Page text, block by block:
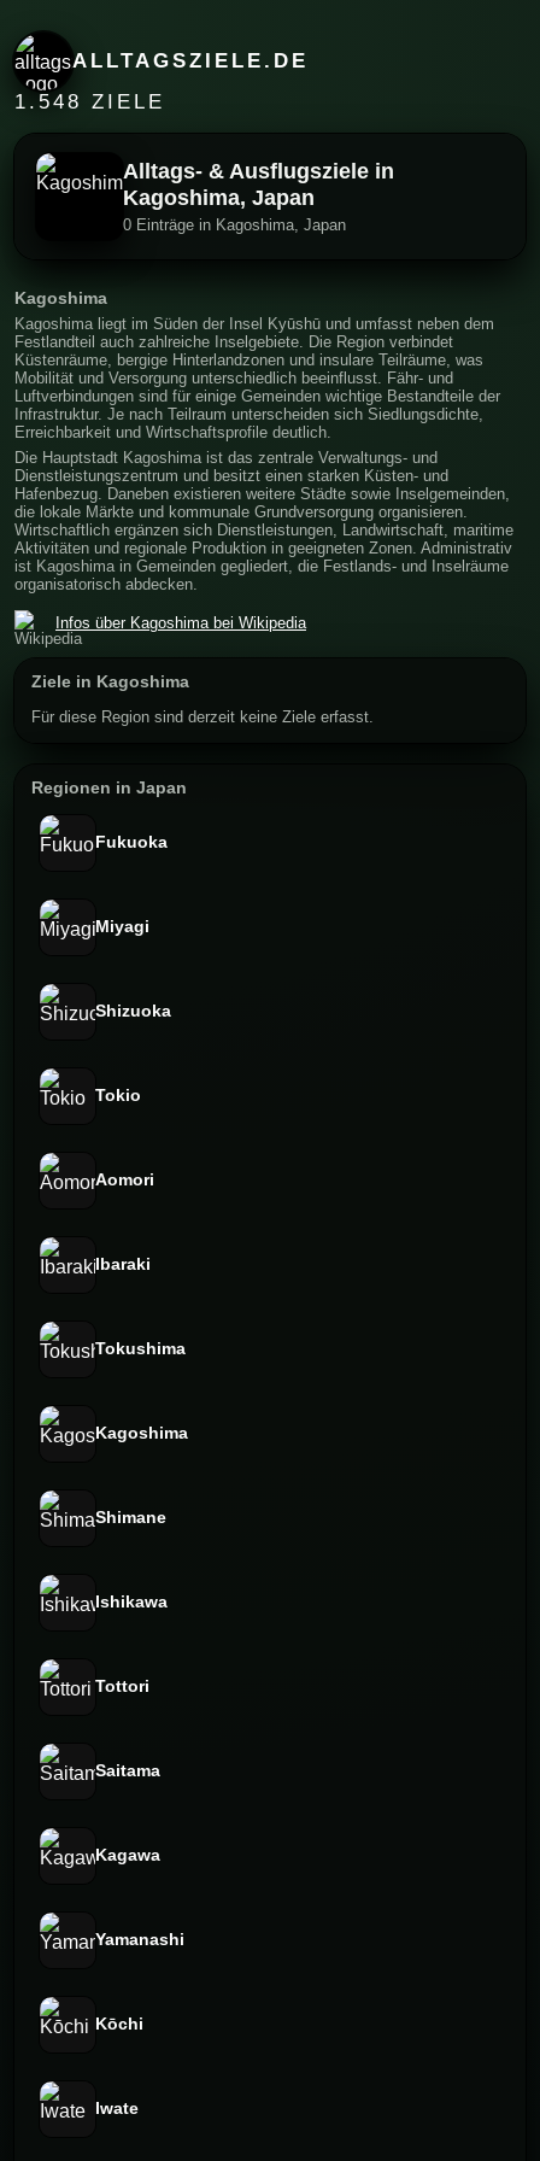
ALLTAGSZIELE.DE
1.548 ZIELE
Alltags- & Ausflugsziele in
Kagoshima, Japan
0 Einträge in Kagoshima, Japan
Kagoshima
Kagoshima liegt im Süden der Insel Kyūshū und umfasst neben dem
Festlandteil auch zahlreiche Inselgebiete. Die Region verbindet
Küstenräume, bergige Hinterlandzonen und insulare Teilräume, was
Mobilität und Versorgung unterschiedlich beeinflusst. Fähr- und
Luftverbindungen sind für einige Gemeinden wichtige Bestandteile der
Infrastruktur. Je nach Teilraum unterscheiden sich Siedlungsdichte,
Erreichbarkeit und Wirtschaftsprofile deutlich.
Die Hauptstadt Kagoshima ist das zentrale Verwaltungs- und
Dienstleistungszentrum und besitzt einen starken Küsten- und
Hafenbezug. Daneben existieren weitere Städte sowie Inselgemeinden,
die lokale Märkte und kommunale Grundversorgung organisieren.
Wirtschaftlich ergänzen sich Dienstleistungen, Landwirtschaft, maritime
Aktivitäten und regionale Produktion in geeigneten Zonen. Administrativ
ist Kagoshima in Gemeinden gegliedert, die Festlands- und Inselräume
organisatorisch abdecken.
Infos über Kagoshima bei Wikipedia
Ziele in Kagoshima
Für diese Region sind derzeit keine Ziele erfasst.
Regionen in Japan
Fukuoka
Miyagi
Shizuoka
Tokio
Aomori
Ibaraki
Tokushima
Kagoshima
Shimane
Ishikawa
Tottori
Saitama
Kagawa
Yamanashi
Kōchi
Iwate